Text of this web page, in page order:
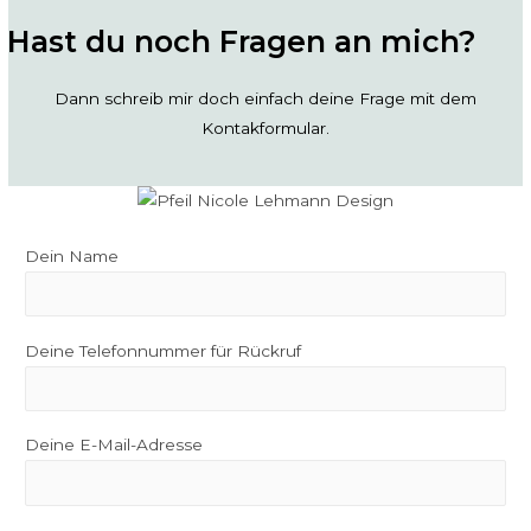
Hast du noch Fragen an mich?
Dann schreib mir doch einfach deine Frage mit dem
Kontakformular.
Dein Name
Deine Telefonnummer für Rückruf
Deine E-Mail-Adresse